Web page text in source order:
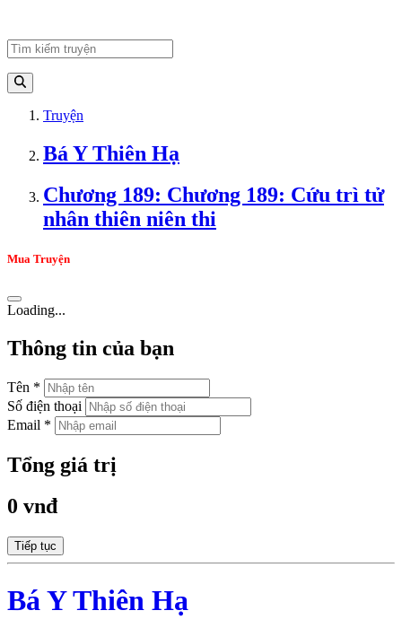
Truyện
Bá Y Thiên Hạ
Chương 189: Chương 189: Cứu trì tử
nhân thiên niên thi
Mua Truyện
Loading...
Thông tin của bạn
Tên *
Số điện thoại
Email *
Tổng giá trị
0 vnđ
Tiếp tục
Bá Y Thiên Hạ